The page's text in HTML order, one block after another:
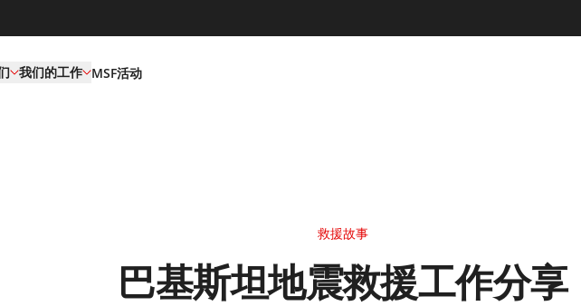
我们的工作 MSF活动
救援故事
巴基斯坦地震救援工作分享